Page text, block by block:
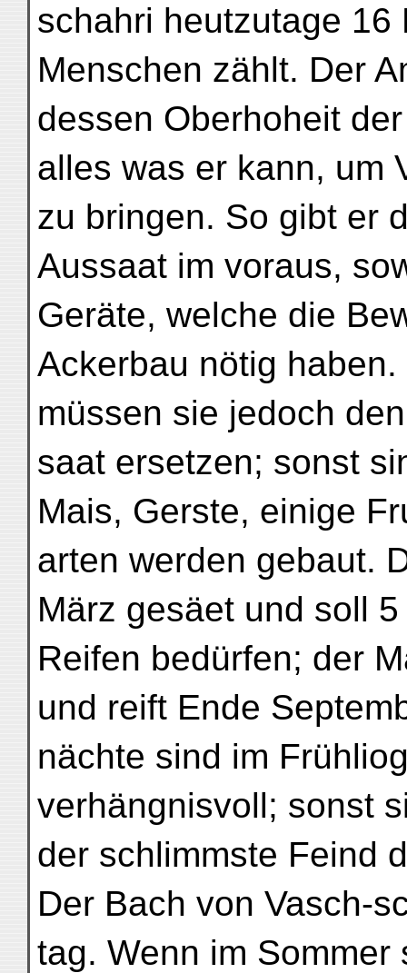
schahri heutzutage 16
Menschen zählt. Der
dessen Oberhoheit
alles was er kann, um
zu bringen. So gibt er
Aussaat im voraus,
Geräte, welche die
Ackerbau nötig
müssen sie jedoch
saat ersetzen; sonst
Mais, Gerste, einige
arten werden gebaut.
März gesäet und soll
Reifen bedürfen; der
und reift Ende
nächte sind im
verhängnisvoll; sonst
der schlimmste Feind
Der Bach von Vasch-
tag. Wenn im Sommer